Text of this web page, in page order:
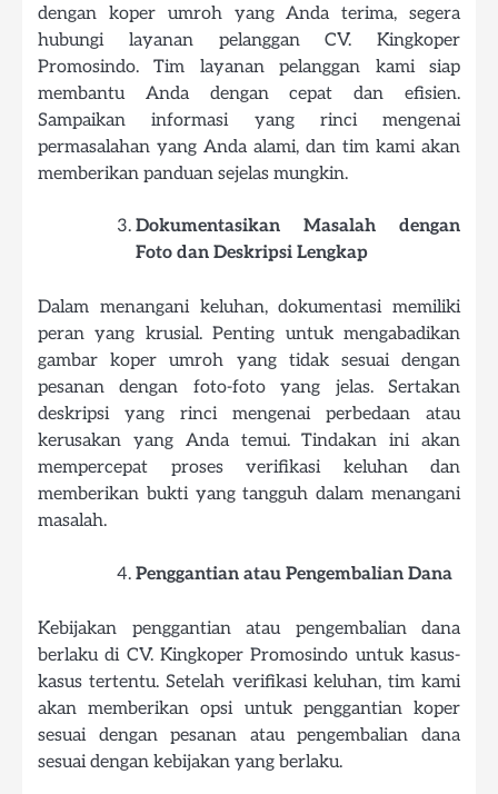
dengan koper umroh yang Anda terima, segera
hubungi layanan pelanggan CV. Kingkoper
Promosindo. Tim layanan pelanggan kami siap
membantu Anda dengan cepat dan efisien.
Sampaikan informasi yang rinci mengenai
permasalahan yang Anda alami, dan tim kami akan
memberikan panduan sejelas mungkin.
Dokumentasikan Masalah dengan
Foto dan Deskripsi Lengkap
Dalam menangani keluhan, dokumentasi memiliki
peran yang krusial. Penting untuk mengabadikan
gambar koper umroh yang tidak sesuai dengan
pesanan dengan foto-foto yang jelas. Sertakan
deskripsi yang rinci mengenai perbedaan atau
kerusakan yang Anda temui. Tindakan ini akan
mempercepat proses verifikasi keluhan dan
memberikan bukti yang tangguh dalam menangani
masalah.
Penggantian atau Pengembalian Dana
Kebijakan penggantian atau pengembalian dana
berlaku di CV. Kingkoper Promosindo untuk kasus-
kasus tertentu. Setelah verifikasi keluhan, tim kami
akan memberikan opsi untuk penggantian koper
sesuai dengan pesanan atau pengembalian dana
sesuai dengan kebijakan yang berlaku.